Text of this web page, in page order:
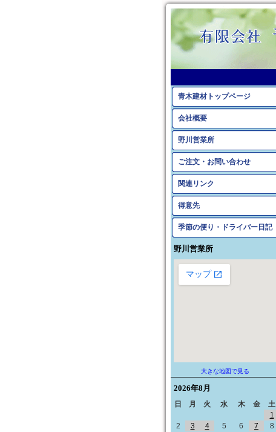
青木建材トップページ
会社概要
野川営業所
ご注文・お問い合わせ
関連リンク
得意先
季節の便り・ドライバー日記
野川営業所
大きな地図で見る
2026年8月
日 月 火 水 木 金 土
1
2
3 4 5 6 7
8